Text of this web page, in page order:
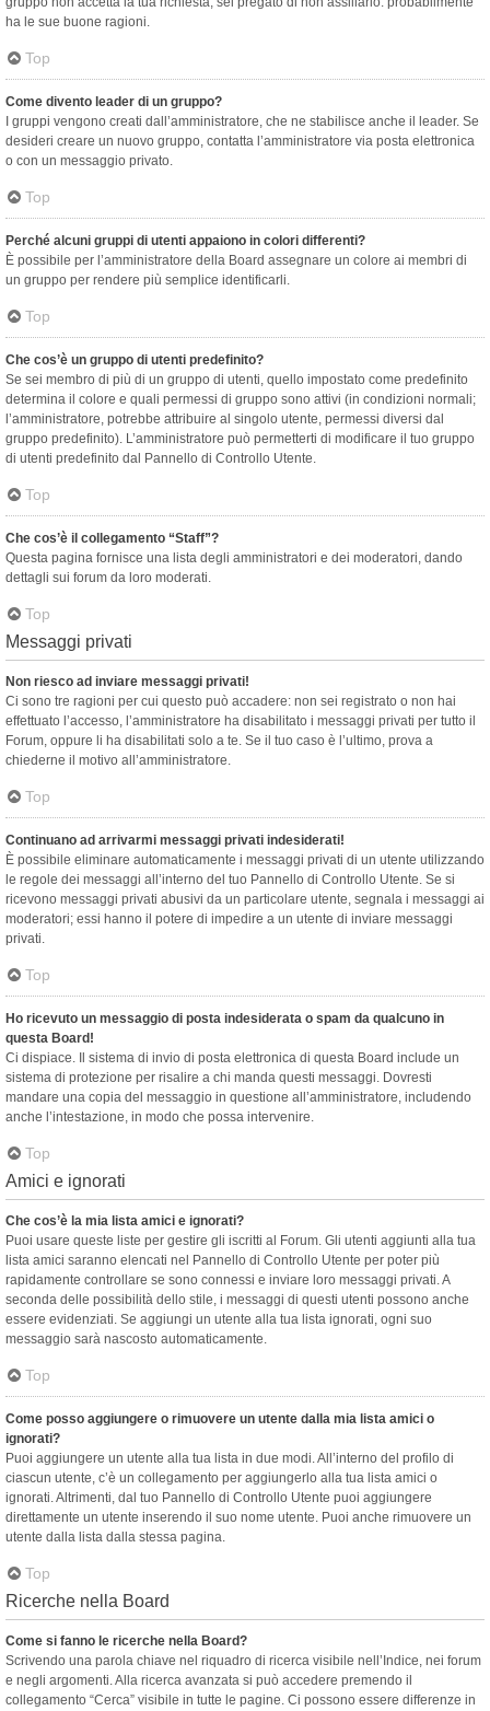
ha le sue buone ragioni.
Top
Come divento leader di un gruppo?
I gruppi vengono creati dall’amministratore, che ne stabilisce anche il leader. Se
desideri creare un nuovo gruppo, contatta l’amministratore via posta elettronica
o con un messaggio privato.
Top
Perché alcuni gruppi di utenti appaiono in colori differenti?
È possibile per l’amministratore della Board assegnare un colore ai membri di
un gruppo per rendere più semplice identificarli.
Top
Che cos’è un gruppo di utenti predefinito?
Se sei membro di più di un gruppo di utenti, quello impostato come predefinito
determina il colore e quali permessi di gruppo sono attivi (in condizioni normali;
l’amministratore, potrebbe attribuire al singolo utente, permessi diversi dal
gruppo predefinito). L’amministratore può permetterti di modificare il tuo gruppo
di utenti predefinito dal Pannello di Controllo Utente.
Top
Che cos’è il collegamento “Staff”?
Questa pagina fornisce una lista degli amministratori e dei moderatori, dando
dettagli sui forum da loro moderati.
Top
Messaggi privati
Non riesco ad inviare messaggi privati!
Ci sono tre ragioni per cui questo può accadere: non sei registrato o non hai
effettuato l’accesso, l’amministratore ha disabilitato i messaggi privati per tutto il
Forum, oppure li ha disabilitati solo a te. Se il tuo caso è l’ultimo, prova a
chiederne il motivo all’amministratore.
Top
Continuano ad arrivarmi messaggi privati indesiderati!
È possibile eliminare automaticamente i messaggi privati ​​di un utente utilizzando
le regole dei messaggi all’interno del tuo Pannello di Controllo Utente. Se si
ricevono messaggi privati ​​abusivi da un particolare utente, segnala i messaggi ai
moderatori; essi hanno il potere di impedire a un utente di inviare messaggi
privati​​.
Top
Ho ricevuto un messaggio di posta indesiderata o spam da qualcuno in
questa Board!
Ci dispiace. Il sistema di invio di posta elettronica di questa Board include un
sistema di protezione per risalire a chi manda questi messaggi. Dovresti
mandare una copia del messaggio in questione all’amministratore, includendo
anche l’intestazione, in modo che possa intervenire.
Top
Amici e ignorati
Che cos’è la mia lista amici e ignorati?
Puoi usare queste liste per gestire gli iscritti al Forum. Gli utenti aggiunti alla tua
lista amici saranno elencati nel Pannello di Controllo Utente per poter più
rapidamente controllare se sono connessi e inviare loro messaggi privati. A
seconda delle possibilità dello stile, i messaggi di questi utenti possono anche
essere evidenziati. Se aggiungi un utente alla tua lista ignorati, ogni suo
messaggio sarà nascosto automaticamente.
Top
Come posso aggiungere o rimuovere un utente dalla mia lista amici o
ignorati?
Puoi aggiungere un utente alla tua lista in due modi. All’interno del profilo di
ciascun utente, c’è un collegamento per aggiungerlo alla tua lista amici o
ignorati. Altrimenti, dal tuo Pannello di Controllo Utente puoi aggiungere
direttamente un utente inserendo il suo nome utente. Puoi anche rimuovere un
utente dalla lista dalla stessa pagina.
Top
Ricerche nella Board
Come si fanno le ricerche nella Board?
Scrivendo una parola chiave nel riquadro di ricerca visibile nell’Indice, nei forum
e negli argomenti. Alla ricerca avanzata si può accedere premendo il
collegamento “Cerca” visibile in tutte le pagine. Ci possono essere differenze in